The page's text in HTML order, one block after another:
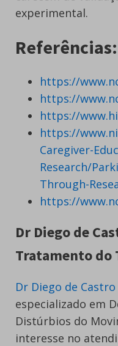
experimental.
Referências:
https://
https://
https://
https://
Caregiver-
Research/
Through-
https://
Dr Diego de
Tratamento do
Dr Diego de Castro
especializado em
Distúrbios do
interesse no